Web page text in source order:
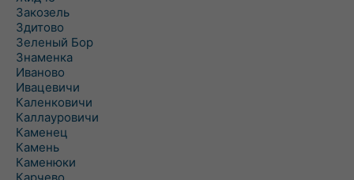
Закозель
Здитово
Зеленый Бор
Знаменка
Иваново
Ивацевичи
Каленковичи
Каллауровичи
Каменец
Камень
Каменюки